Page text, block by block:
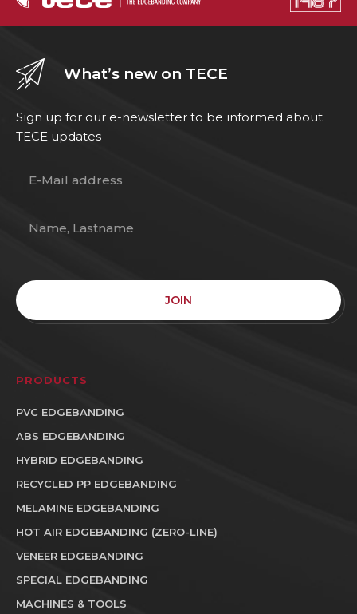
What’s new on TECE
Sign up for our e-newsletter to be informed about
TECE updates
JOIN
PRODUCTS
PVC EDGEBANDING
ABS EDGEBANDING
HYBRID EDGEBANDING
RECYCLED PP EDGEBANDING
MELAMINE EDGEBANDING
HOT AIR EDGEBANDING (ZERO-LINE)
VENEER EDGEBANDING
SPECIAL EDGEBANDING
MACHINES & TOOLS